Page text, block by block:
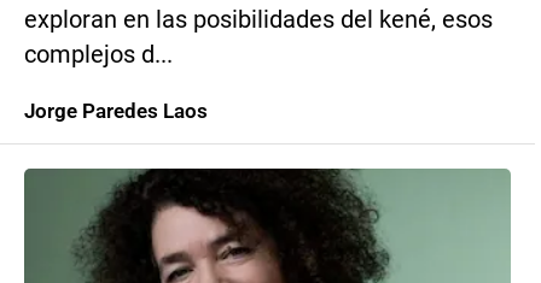
exploran en las posibilidades del kené, esos
complejos d...
Jorge Paredes Laos